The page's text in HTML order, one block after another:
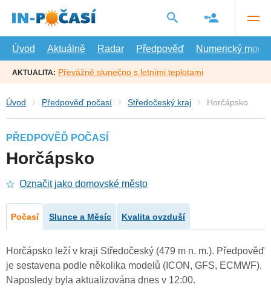
hlavní
Úvod
Aktuálně Radar Předpověď Numerický model
AKTUALITA: Převážně slunečno s letními teplotami
Úvod Předpověď počasí Středočeský kraj Horčápsko
PŘEDPOVĚĎ POČASÍ
Horčápsko
Označit jako domovské město
Počasí Slunce a Měsíc Kvalita ovzduší
Horčápsko leží v kraji Středočeský (479 m n. m.). Předpověď
je sestavena podle několika modelů (ICON, GFS, ECMWF).
Naposledy byla aktualizována dnes v 12:00.